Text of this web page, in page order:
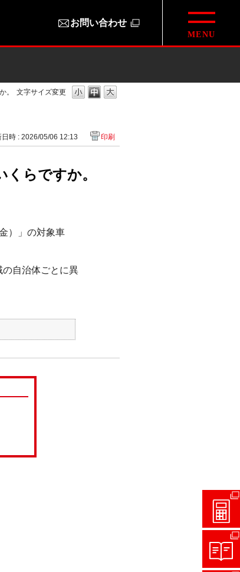
お問い合わせ
文字サイズ変更
。
日時 : 2026/05/06 12:13 印刷
らですか。
）」の対象車
自治体ごとに異